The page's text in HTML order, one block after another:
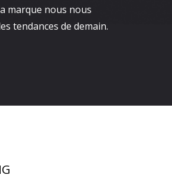
marque nous nous
tendances de demain.